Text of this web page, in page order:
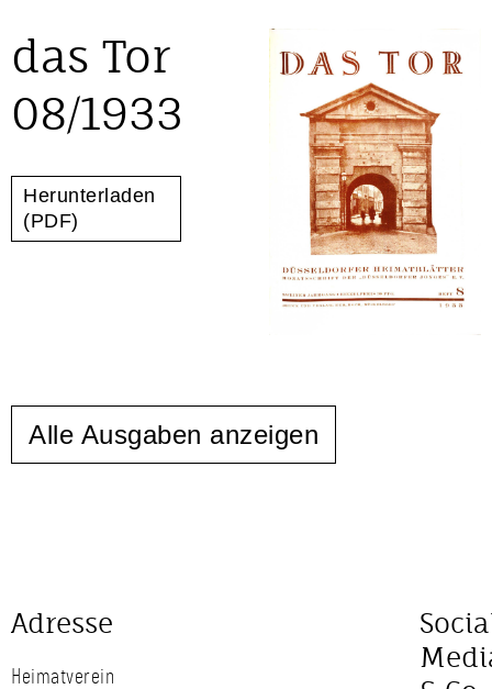
das Tor
08/1933
Herunterladen
(PDF)
Alle Ausgaben anzeigen
Adresse
Heimatverein